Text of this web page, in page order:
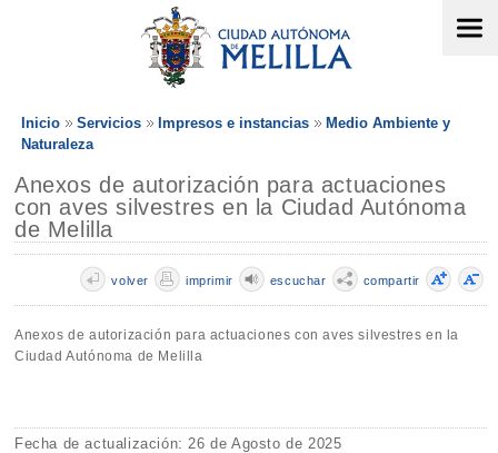
Inicio Servicios Impresos e instancias
Medio Ambiente y
Naturaleza
Anexos de autorización para actuaciones
con aves silvestres en la Ciudad Autónoma
de Melilla
compartir
escuchar
imprimir
volver
Anexos de autorización para actuaciones con aves silvestres en la
Ciudad Autónoma de Melilla
Fecha de actualización: 26 de Agosto de 2025